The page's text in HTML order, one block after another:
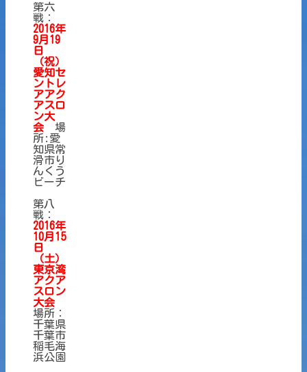
第六
戦：
2016年
9月19
日
（祝）
愛知セ
ントレ
アアク
アスロ
ン大
会 場
所:愛
知県常
滑市り
んくう
ビーチ
第八
戦：
2016年
10月15
日
（土）
東京湾
アクア
スロン
大会
場所：
千葉県
千葉市
稲毛海
浜公園